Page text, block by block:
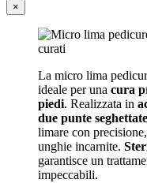
×
La micro lima
ideale per una cura
piedi. Realizzata in
due punte seghettate
limare con
unghie incarnite.
garantisce un
impeccabili.